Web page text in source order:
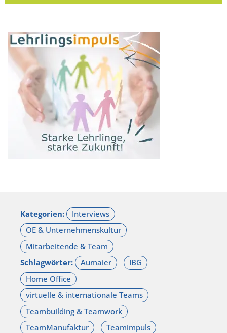
Kategorien:
Schlagwörter: